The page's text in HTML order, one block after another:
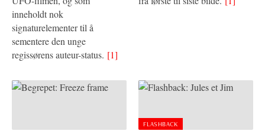
inneholdt nok
signaturelementer til å
sementere den unge
regissørens auteur-status. [1]
FLASHBACK